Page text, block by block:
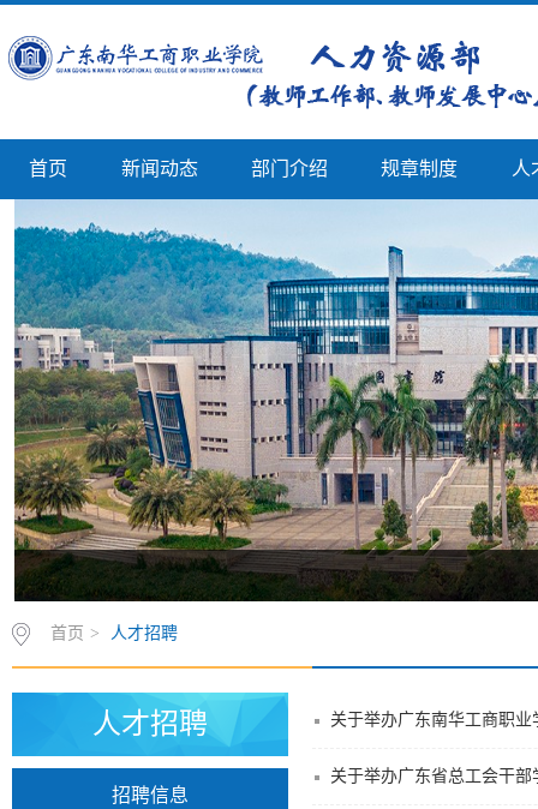
首页 新闻动态 部门介绍 规章制度 人
首页 > 人才招聘
人才招聘
招聘信息
关于举办广东南华工商职
关于举办广东省总工会干